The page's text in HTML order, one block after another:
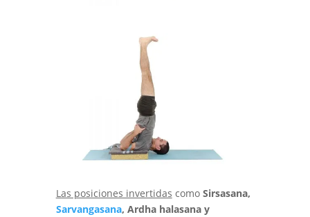
Las posiciones invertidas como Sirsasana,
Sarvangasana, Ardha halasana y